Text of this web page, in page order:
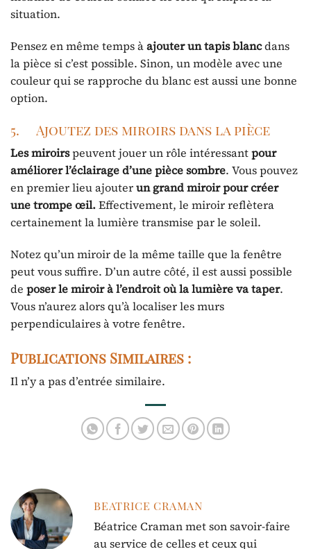
situation.
Pensez en même temps àajouterun tapis blancdans
la pièce si c’est possible. Sinon, un modèle avec une
couleur qui se rapproche du blanc est aussi une bonne
option.
5. Ajoutez des miroirs dans la pièce
Les miroirspeuvent jouer un rôle intéressantpour
améliorer l’éclairage d’une pièce sombre. Vous pouvez
en premier lieu ajouterun grand miroir pour créer
une trompe œil.Effectivement, le miroir reflètera
certainement la lumière transmise par le soleil.
Notez qu’un miroir de la même taille que la fenêtre
peut vous suffire. D’un autre côté, il est aussi possible
de poserle miroir à l’endroit où la lumière va taper.
Vous n’aurez alors qu’à localiser les murs
perpendiculaires à votre fenêtre.
Publications Similaires :
Il n’y a pas d’entrée similaire.
BEATRICE CRAMAN
Béatrice Craman met son savoir-faire
au service de celles et ceux qui